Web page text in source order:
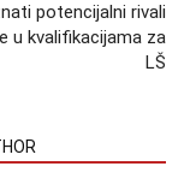
potencijalni rivali
u kvalifikacijama za
LŠ